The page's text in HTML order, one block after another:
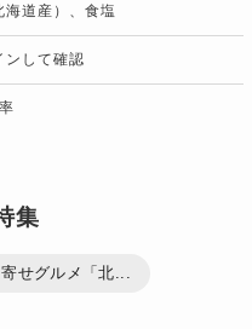
海道産）、食塩
ンして確認
集
せグルメ「北...